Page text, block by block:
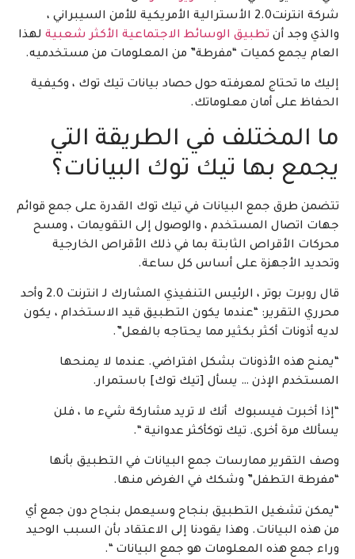
شركة انترنت2.0 الأسترالية الأمريكية للأمن السيبراني ،
والذي وجد أن تطبيق الوسائط الاجتماعية الأكثر شعبية لهذا
العام يجمع كميات “مفرطة” من المعلومات من مستخدميه.
إليك ما تحتاج لمعرفته حول حصاد بيانات تيك توك ، وكيفية
الحفاظ على أمان معلوماتك.
ما المختلف في الطريقة التي
يجمع بها تيك توك البيانات؟
تتضمن طرق جمع البيانات في تيك توك القدرة على جمع قوائم
جهات اتصال المستخدم ، والوصول إلى التقويمات ، ومسح
محركات الأقراص الثابتة بما في ذلك الأقراص الخارجية
وتحديد الأجهزة على أساس كل ساعة.
قال روبرت بوتر ، الرئيس التنفيذي المشارك لـ انترنت 2.0 وأحد
محرري التقرير: “عندما يكون التطبيق قيد الاستخدام ، يكون
لديه أذونات أكثر بكثير مما يحتاجه بالفعل”.
“يمنح هذه الأذونات بشكل افتراضي. عندما لا يمنحها
المستخدم الإذن … يسأل [تيك توك] باستمرار.
“إذا أخبرت فيسبوك أنك لا تريد مشاركة شيء ما ، فلن
يسألك مرة أخرى. تيك توكأكثر عدوانية “.
وصف التقرير ممارسات جمع البيانات في التطبيق بأنها
“مفرطة التطفل” وشكك في الغرض منها.
“يمكن تشغيل التطبيق بنجاح وسيعمل بنجاح دون جمع أي
من هذه البيانات. وهذا يقودنا إلى الاعتقاد بأن السبب الوحيد
وراء جمع هذه المعلومات هو جمع البيانات “.